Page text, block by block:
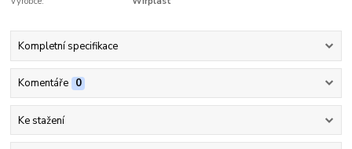
Kompletní specifikace
Komentáře 0
Ke stažení